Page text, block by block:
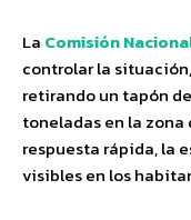
La Comisión
controlar la
retirando un tapón
toneladas en la zona
respuesta rápida, la
visibles en los